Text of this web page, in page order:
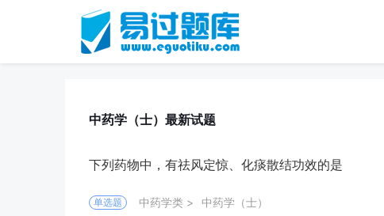
中药学（士）最新试题
下列药物中，有祛风定惊、化痰散结功效的是
单选题 中药学类 中药学（士）